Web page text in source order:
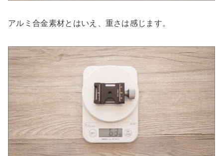
アルミ合金素材とはいえ、重さは感じます。